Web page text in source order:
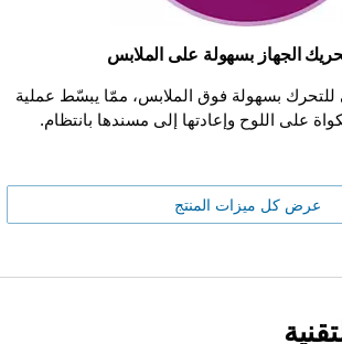
الجهاز بسهولة على الملابس
للتحرك بسهولة فوق الملابس، ممّا يبسّط عملية
على اللوح وإعادتها إلى مسندها بانتظام.
عرض كل ميزات المنتج